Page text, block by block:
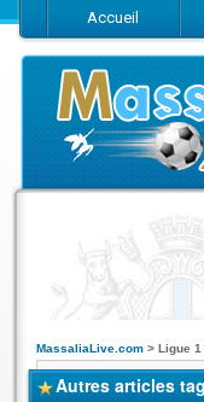
Accueil
MassaliaLive.com > Ligue 1
Autres articles